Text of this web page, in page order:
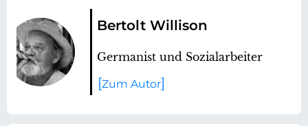
Bertolt Willison
Germanist und Sozialarbeiter
Zum Autor